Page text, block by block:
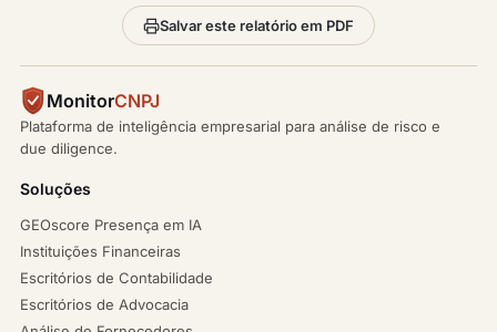
Salvar este relatório em PDF
MonitorCNPJ
Plataforma de inteligência empresarial para análise de risco e
due diligence.
Soluções
GEOscore Presença em IA
Instituições Financeiras
Escritórios de Contabilidade
Escritórios de Advocacia